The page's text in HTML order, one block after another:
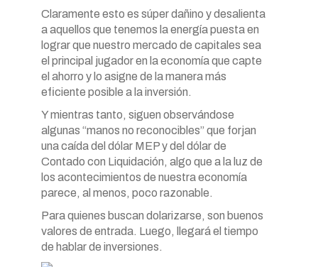
Claramente esto es súper dañino y desalienta
a aquellos que tenemos la energía puesta en
lograr que nuestro mercado de capitales sea
el principal jugador en la economía que capte
el ahorro y lo asigne de la manera más
eficiente posible a la inversión.
Y mientras tanto, siguen observándose
algunas “manos no reconocibles” que forjan
una caída del dólar MEP y del dólar de
Contado con Liquidación, algo que a la luz de
los acontecimientos de nuestra economía
parece, al menos, poco razonable.
Para quienes buscan dolarizarse, son buenos
valores de entrada. Luego, llegará el tiempo
de hablar de inversiones.